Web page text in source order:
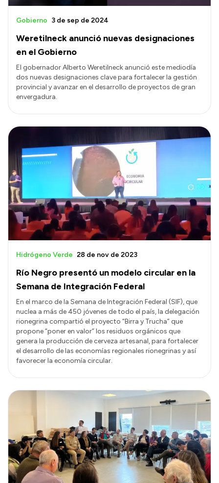
Weretilneck anunció nuevas designaciones
en el Gobierno
Gobierno 3 de sep de 2024
El gobernador Alberto Weretilneck anunció este mediodía
dos nuevas designaciones clave para fortalecer la gestión
provincial y avanzar en el desarrollo de proyectos de gran
envergadura.
Río Negro presentó un modelo circular en la
Semana de Integración Federal
Hidrógeno Verde 28 de nov de 2023
En el marco de la Semana de Integración Federal (SIF), que
nuclea a más de 450 jóvenes de todo el país, la delegación
rionegrina compartió el proyecto “Birra y Trucha” que
propone “poner en valor” los residuos orgánicos que
genera la producción de cerveza artesanal, para fortalecer
el desarrollo de las economías regionales rionegrinas y así
favorecer la economía circular.